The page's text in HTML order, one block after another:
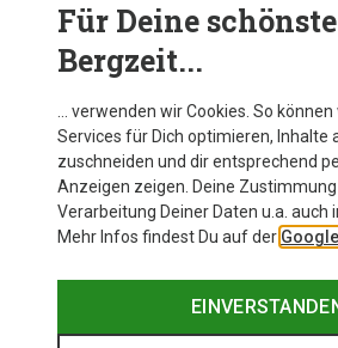
Du sparst 15%
Für Deine schönste
Bergzeit...
… verwenden wir Cookies. So
Services für Dich optimieren, Inhalte
zuschneiden und dir entsprechend
Anzeigen zeigen. Deine
Verarbeitung Deiner Daten u.a. auch
Mehr Infos findest Du auf der